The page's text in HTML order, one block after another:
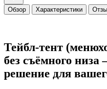
Обзор Характеристики
Тейбл-тент
без съёмного
решение для